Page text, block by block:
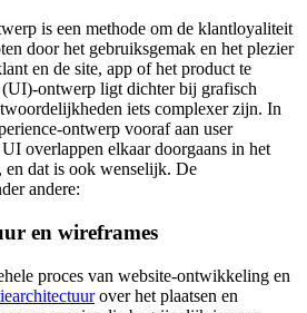
is een methode om de klantloyaliteit
door het gebruiksgemak en het plezier
en de site, app of het product te
(UI)-ontwerp ligt dichter bij grafisch
iets complexer zijn. In
ontwerp vooraf aan user
overlappen elkaar doorgaans in het
dat is ook wenselijk. De
andere:
en wireframes
proces van website-ontwikkeling en
over het plaatsen en